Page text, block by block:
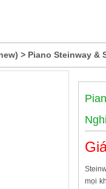
> Piano Steinway &
mọi